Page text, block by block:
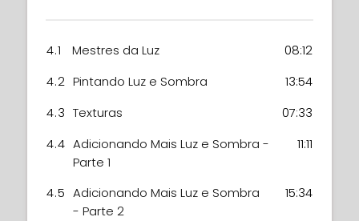
4.1 Mestres da Luz
08:12
4.2 Pintando Luz e Sombra
13:54
4.3 Texturas
07:33
4.4 Adicionando Mais Luz e Sombra -
Parte 1
11:11
4.5 Adicionando Mais Luz e Sombra
- Parte 2
15:34